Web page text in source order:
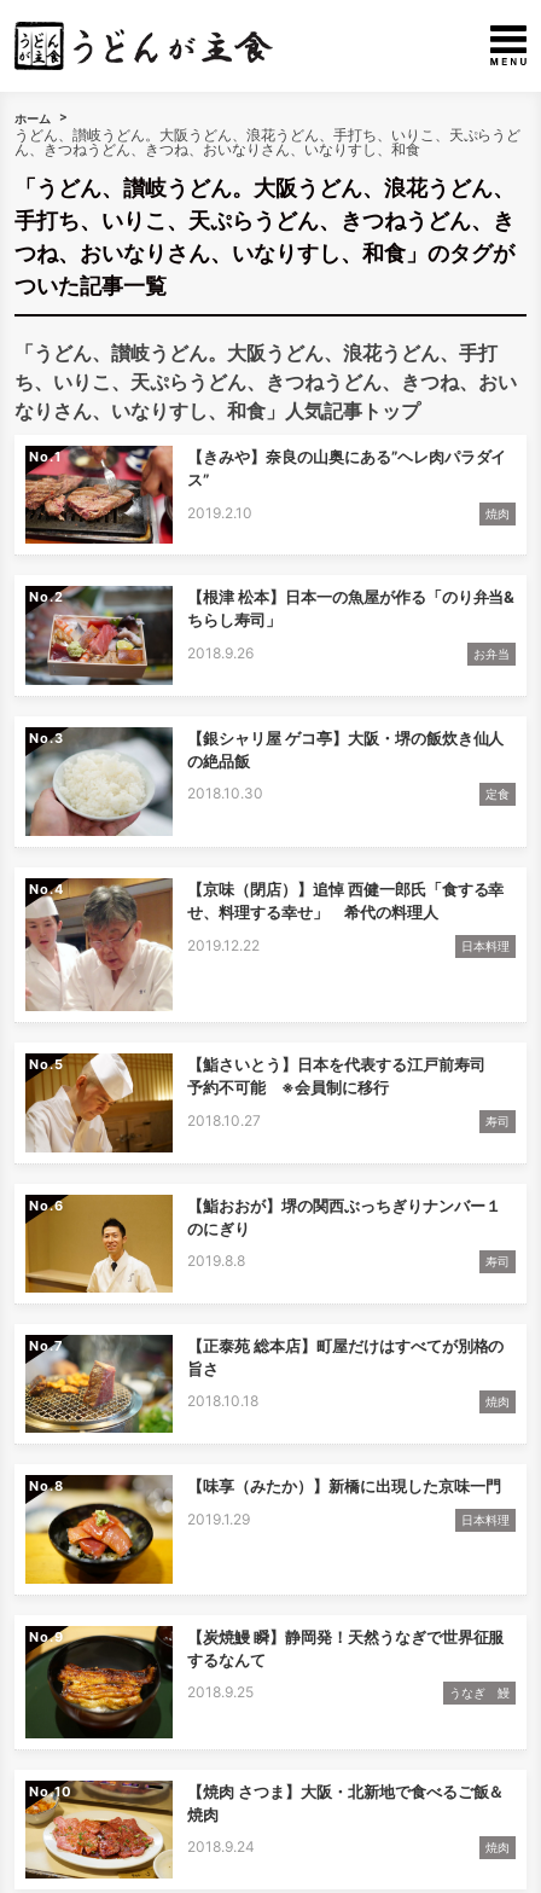
ホーム
うどん、讃岐うどん。大阪うどん、浪花うどん、手打ち、いりこ、天ぷらうど
ん、きつねうどん、きつね、おいなりさん、いなりすし、和食
「うどん、讃岐うどん。大阪うどん、浪花うどん、
手打ち、いりこ、天ぷらうどん、きつねうどん、き
つね、おいなりさん、いなりすし、和食」のタグが
ついた記事一覧
「うどん、讃岐うどん。大阪うどん、浪花うどん、手打
ち、いりこ、天ぷらうどん、きつねうどん、きつね、おい
なりさん、いなりすし、和食」人気記事トップ
No.
【きみや】奈良の山奥にある”ヘレ肉パラダイ
ス”
2019.2.10 焼肉
No.
【根津 松本】日本一の魚屋が作る「のり弁当&
ちらし寿司」
2018.9.26 お弁当
No.
【銀シャリ屋 ゲコ亭】大阪・堺の飯炊き仙人
の絶品飯
2018.10.30 定食
No.
【京味（閉店）】追悼 西健一郎氏「食する幸
せ、料理する幸せ」 希代の料理人
2019.12.22 日本料理
No.
【鮨さいとう】日本を代表する江戸前寿司
予約不可能 ※会員制に移行
2018.10.27 寿司
No.
【鮨おおが】堺の関西ぶっちぎりナンバー１
のにぎり
2019.8.8 寿司
No.
【正泰苑 総本店】町屋だけはすべてが別格の
旨さ
2018.10.18 焼肉
No. 【味享（みたか）】新橋に出現した京味一門
2019.1.29 日本料理
No.
【炭焼鰻 瞬】静岡発！天然うなぎで世界征服
するなんて
2018.9.25 うなぎ 鰻
No.
【焼肉 さつま】大阪・北新地で食べるご飯＆
焼肉
2018.9.24 焼肉